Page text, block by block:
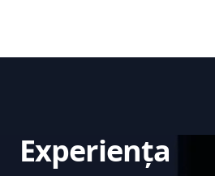
Experiența